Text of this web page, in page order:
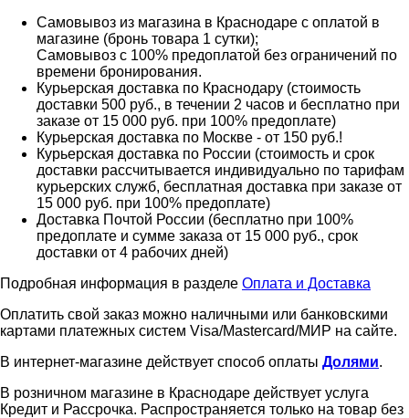
Самовывоз из магазина в Краснодаре с оплатой в
магазине (бронь товара 1 сутки);
Самовывоз с 100% предоплатой без ограничений по
времени бронирования.
Курьерская доставка по Краснодару (стоимость
доставки 500 руб., в течении 2 часов и бесплатно при
заказе от 15 000 руб. при 100% предоплате)
Курьерская доставка по Москве - от 150 руб.!
Курьерская доставка по России (стоимость и срок
доставки рассчитывается индивидуально по тарифам
курьерских служб, бесплатная доставка при заказе от
15 000 руб. при 100% предоплате)
Доставка Почтой России (бесплатно при 100%
предоплате и сумме заказа от 15 000 руб., срок
доставки от 4 рабочих дней)
Подробная информация в разделе Оплата и Доставка
Оплатить свой заказ можно наличными или банковскими
картами платежных систем Visa/Mastercard/МИР на сайте.
В интернет-магазине действует способ оплаты Долями.
В розничном магазине в Краснодаре действует услуга
Кредит и Рассрочка. Распространяется только на товар без